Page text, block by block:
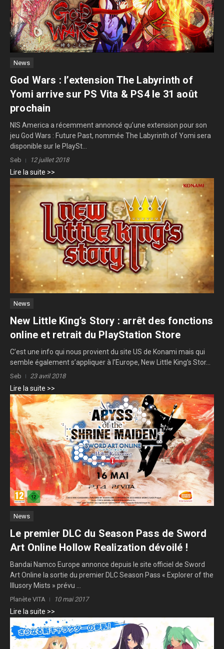
News
God Wars : l’extension The Labyrinth of
Yomi arrive sur PS Vita & PS4 le 31 août
prochain
NIS America a récemment annoncé qu’une extension pour son
jeu God Wars : Future Past, nommée The Labyrinth of Yomi sera
disponible sur le PlaySt...
Seb 12 juillet 2018
Lire la suite >>
News
New Little King’s Story : arrêt des fonctions
online et retrait du PlayStation Store
C’est une info qui nous provient du site US de Konami mais qui
semble également s’appliquer à l’Europe, New Little King’s Stor...
Seb 23 avril 2018
Lire la suite >>
News
Le premier DLC du Season Pass de Sword
Art Online Hollow Realization dévoilé !
Bandai Namco Europe annonce depuis le site officiel de Sword
Art Online la sortie du premier DLC Season Pass « Explorer of the
Illusory Mists » prévu ...
Planète VITA 10 mai 2017
Lire la suite >>